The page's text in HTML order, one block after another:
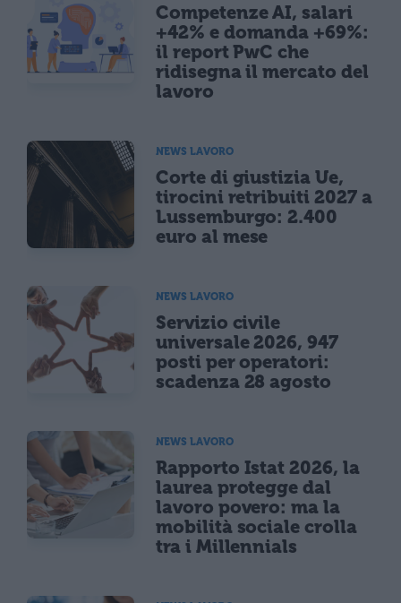
Competenze AI, salari
+42% e domanda +69%:
il report PwC che
ridisegna il mercato del
lavoro
NEWS LAVORO
Corte di giustizia Ue,
tirocini retribuiti 2027 a
Lussemburgo: 2.400
euro al mese
NEWS LAVORO
Servizio civile
universale 2026, 947
posti per operatori:
scadenza 28 agosto
NEWS LAVORO
Rapporto Istat 2026, la
laurea protegge dal
lavoro povero: ma la
mobilità sociale crolla
tra i Millennials